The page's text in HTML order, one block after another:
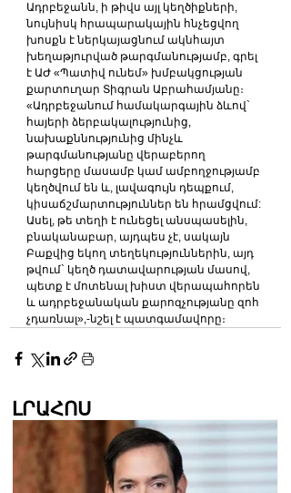
Ադրբեջանն, ի թիվս այլ կեղծիքների,
նույնիսկ հրապարակային հնչեցվող
խոսքն է ներկայացնում ակնհայտ
խեղաթյուրված թարգմանությամբ, գրել
է ԱԺ «Պատիվ ունեմ» խմբակցության
քարտուղար Տիգրան Աբրահամյանը։
«Ադրբեջանում համակարգային ձևով`
հայերի ձերբակալությունից,
նախաքննությունից մինչև
թարգմանությանը վերաբերող
հարցերը մասամբ կամ ամբողջությամբ
կեղծվում են և, լավագույն դեպքում,
կիսաճշմարտություններ են հրամցվում:
Ասել, թե տեղի է ունեցել անսպասելին,
բնականաբար, այդպես չէ, սակայն
Բաքվից եկող տեղեկություններին, այդ
թվում` կեղծ դատավարության մասով,
պետք է մոտենալ խիստ վերապահորեն
և ադրբեջանական քարոզչությանը զոհ
չդառնալ»,-նշել է պատգամավորը։
ԼՐԱՀՈՍ